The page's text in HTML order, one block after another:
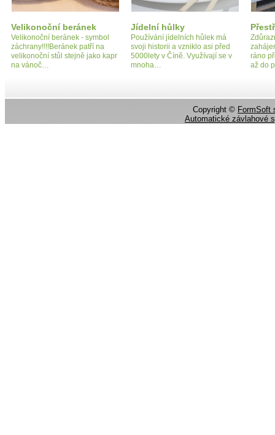
Velikonoční beránek
Velikonoční beránek - symbol
záchrany!!!!Beránek patří na
velikonoční stůl stejně jako kapr
na vánoč…
Jídelní hůlky
Používání jídelních hůlek má
svoji historii a vzniklo asi před
5000lety v Číně. Využívají se v
mnoha…
ráno
až do
Copyright © FormSoft
Automatické závlahové